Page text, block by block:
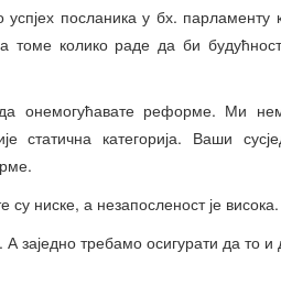
посланика у бх. парламенту
томе колико раде да би
онемогућавате реформе. Ми
статична категорија. Ваши
су ниске, а незапосленост је висока.
заједно требамо осигурати да то и